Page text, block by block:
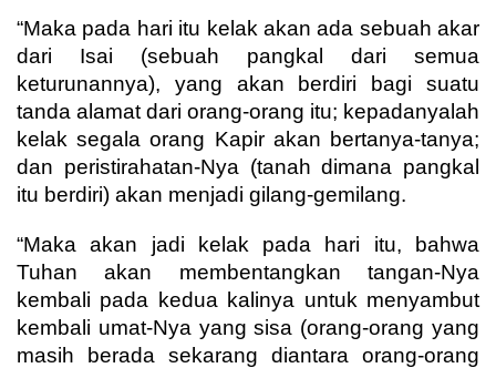
“Maka pada hari itu kelak akan ada sebuah akar
dari Isai (sebuah pangkal dari semua
keturunannya), yang akan berdiri bagi suatu
tanda alamat dari orang-orang itu; kepadanyalah
kelak segala orang Kapir akan bertanya-tanya;
dan peristirahatan-Nya (tanah dimana pangkal
itu berdiri) akan menjadi gilang-gemilang.
“Maka akan jadi kelak pada hari itu, bahwa
Tuhan akan membentangkan tangan-Nya
kembali pada kedua kalinya untuk menyambut
kembali umat-Nya yang sisa (orang-orang yang
masih berada sekarang diantara orang-orang